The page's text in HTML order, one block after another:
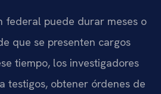
federal puede durar meses o
que se presenten cargos
tiempo, los investigadores
testigos, obtener órdenes de